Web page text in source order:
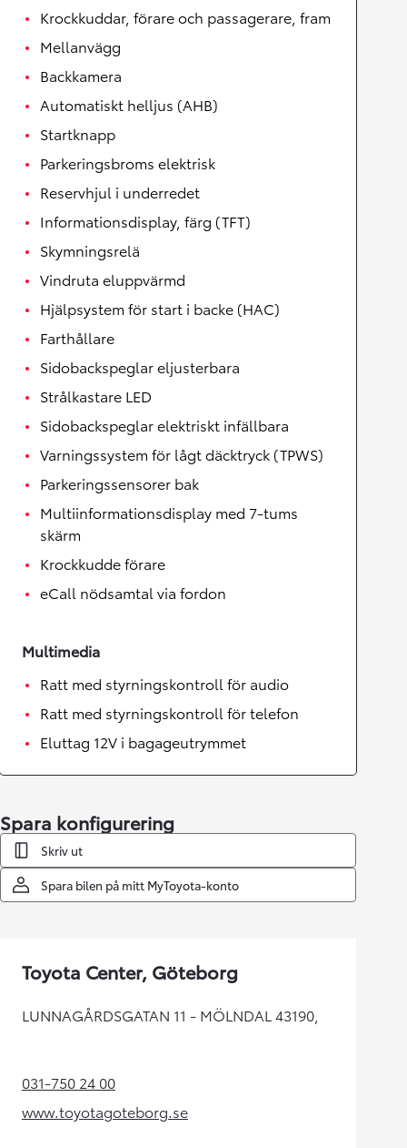
Krockkuddar, förare och passagerare, fram
Mellanvägg
Backkamera
Automatiskt helljus (AHB)
Startknapp
Parkeringsbroms elektrisk
Reservhjul i underredet
Informationsdisplay, färg (TFT)
Skymningsrelä
Vindruta eluppvärmd
Hjälpsystem för start i backe (HAC)
Farthållare
Sidobackspeglar eljusterbara
Strålkastare LED
Sidobackspeglar elektriskt infällbara
Varningssystem för lågt däcktryck (TPWS)
Parkeringssensorer bak
Multiinformationsdisplay med 7-tums
skärm
Krockkudde förare
eCall nödsamtal via fordon
Multimedia
Ratt med styrningskontroll för audio
Ratt med styrningskontroll för telefon
Eluttag 12V i bagageutrymmet
Spara konfigurering
Skriv ut
Spara bilen på mitt MyToyota-konto
Toyota Center, Göteborg
LUNNAGÅRDSGATAN 11 - MÖLNDAL 43190,
031-750 24 00(Opens in new tab)
www.toyotagoteborg.se
(Opens in new tab)